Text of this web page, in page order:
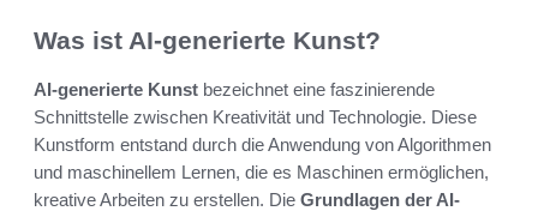
Was ist AI-generierte Kunst?
AI-generierte Kunst bezeichnet eine faszinierende
Schnittstelle zwischen Kreativität und Technologie. Diese
Kunstform entstand durch die Anwendung von Algorithmen
und maschinellem Lernen, die es Maschinen ermöglichen,
kreative Arbeiten zu erstellen. Die Grundlagen der AI-